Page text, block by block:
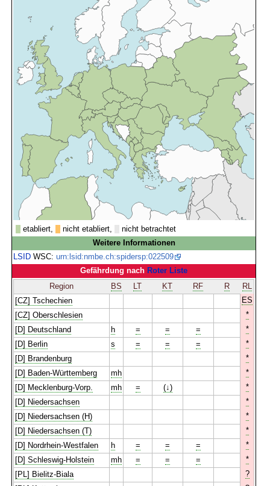
etabliert, nicht etabliert,
nicht betrachtet
Weitere Informationen
LSID WSC:urn:lsid:nmbe.ch:spidersp:022509
Gefährdung nach Roter Liste
Region
BS LT KT RF R
RL
[CZ] Tschechien
ES
[CZ] Oberschlesien
*
[D] Deutschland
h = = =
*
[D] Berlin
s = = =
*
[D] Brandenburg
*
[D] Baden-Württemberg
mh
*
[D] Mecklenburg-Vorp.
mh = (↓)
*
[D] Niedersachsen
*
[D] Niedersachsen (H)
*
[D] Niedersachsen (T)
*
[D] Nordrhein-Westfalen
h = = =
*
[D] Schleswig-Holstein
mh = = =
*
[PL] Bielitz-Biala
?